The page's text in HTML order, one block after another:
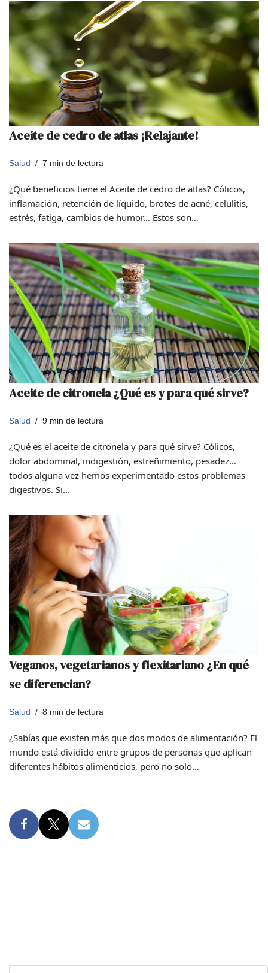
Aceite de cedro de atlas ¡Relajante!
Salud 7 min de lectura
¿Qué beneficios tiene el Aceite de cedro de atlas? Cólicos,
inflamación, retención de líquido, brotes de acné, celulitis,
estrés, fatiga, cambios de humor… Estos son…
Aceite de citronela ¿Qué es y para qué sirve?
Salud 9 min de lectura
¿Qué es el aceite de citronela y para qué sirve? Cólicos,
dolor abdominal, indigestión, estreñimiento, pesadez…
todos alguna vez hemos experimentado estos problemas
digestivos. Si…
Veganos, vegetarianos y flexitariano ¿En qué
se diferencian?
Salud 8 min de lectura
¿Sabías que existen más que dos modos de alimentación? El
mundo está dividido entre grupos de personas que aplican
diferentes hábitos alimenticios, pero no solo…